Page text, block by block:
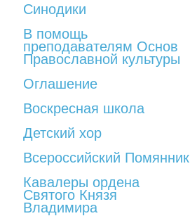
Синодики
В помощь
преподавателям Основ
Православной культуры
Оглашение
Воскресная школа
Детский хор
Всероссийский Помянник
Кавалеры ордена
Святого Князя
Владимира